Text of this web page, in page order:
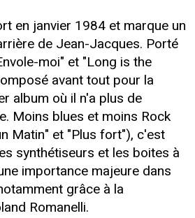
en janvier 1984 et marque un
de Jean-Jacques. Porté
moi" et "Long is the
avant tout pour la
album où il n'a plus de
Moins blues et moins Rock
Matin" et "Plus fort"), c'est
synthétiseurs et les boites à
importance majeure dans
grâce à la
Romanelli.